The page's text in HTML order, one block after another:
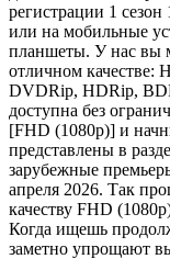
регистрации 1
или на мобильные
планшеты. У нас вы
отличном качестве:
DVDRip, HDRip,
доступна без
[FHD (1080p)] и
представлены в
зарубежные
апреля 2026. Так
качеству FHD
Когда ищешь
заметно упрощают